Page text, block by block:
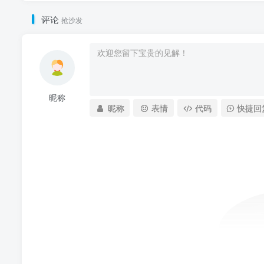
评论 抢沙发
昵称
昵称
表情 代码 快捷回